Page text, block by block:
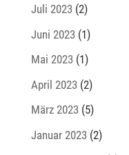
Juli 2023(2)
Juni 2023(1)
Mai 2023(1)
April 2023(2)
März 2023(5)
Januar 2023(2)